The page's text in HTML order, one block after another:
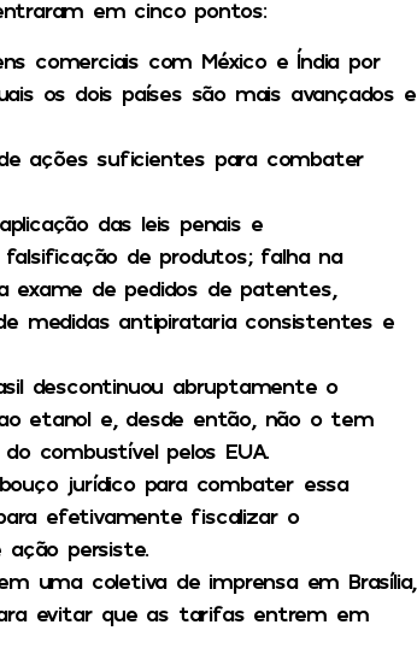
em cinco pontos:
comerciais com México e Índia por
os dois países são mais avançados e
ações suficientes para combater
das leis penais e
de produtos; falha na
exame de pedidos de patentes,
medidas antipirataria consistentes e
descontinuou abruptamente o
etanol e, desde então, não o tem
combustível pelos EUA.
jurídico para combater essa
efetivamente fiscalizar o
persiste.
uma coletiva de imprensa em Brasília,
evitar que as tarifas entrem em